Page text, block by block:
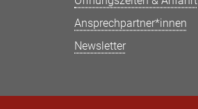
Ansprechpartner*innen
Newsletter